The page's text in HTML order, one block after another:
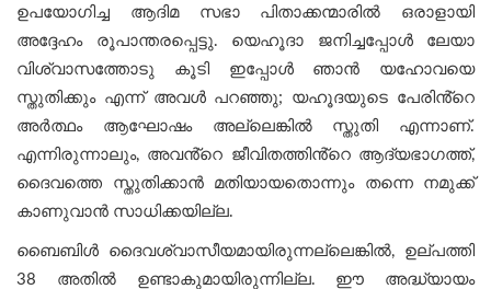
ഉപയോഗിച്ച ആദിമ സഭാ പിതാക്കന്മാരില്‍ ഒരാളായി
അദ്ദേഹം രൂപാന്തരപ്പെട്ടു. യെഹൂദാ ജനിച്ചപ്പോള്‍ ലേയാ
വിശ്വാസത്തോടു കൂടി ഇപ്പോൾ ഞാൻ യഹോവയെ
സ്തുതിക്കും എന്ന് അവൾ പറഞ്ഞു; യഹൂദയുടെ പേരിൻ്റെ
അർത്ഥം ആഘോഷം അല്ലെങ്കിൽ സ്തുതി എന്നാണ്.
എന്നിരുന്നാലും, അവൻ്റെ ജീവിതത്തിൻ്റെ ആദ്യഭാഗത്ത്,
ദൈവത്തെ സ്തുതിക്കാൻ മതിയായതൊന്നും തന്നെ നമുക്ക്
കാണുവാന്‍ സാധിക്കയില്ല.
ബൈബിൾ ദൈവശ്വാസീയമായിരുന്നല്ലെങ്കിൽ, ഉല്പത്തി
38 അതില്‍ ഉണ്ടാകുമായിരുന്നില്ല. ഈ അദ്ധ്യായം